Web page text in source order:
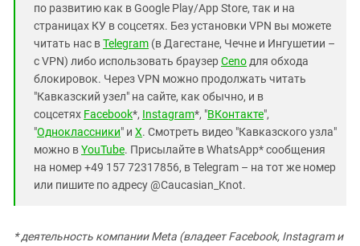
по развитию как в Google Play/App Store, так и на
страницах КУ в соцсетях. Без установки VPN вы можете
читать нас вTelegram (в Дагестане, Чечне и Ингушетии –
с VPN) либо использовать браузерCeno для обхода
блокировок. Через VPN можно продолжать читать
"Кавказский узел" на сайте, как обычно, и в
соцсетях Facebook*, Instagram*, "ВКонтакте",
"Одноклассники" и X. Смотреть видео "Кавказского узла"
можно вYouTube. Присылайте в WhatsApp* сообщения
на номер +49 157 72317856, в Telegram – на тот же номер
или пишите по адресу @Caucasian_Knot.
*деятельность компании Meta (владеет Facebook, Instagram и